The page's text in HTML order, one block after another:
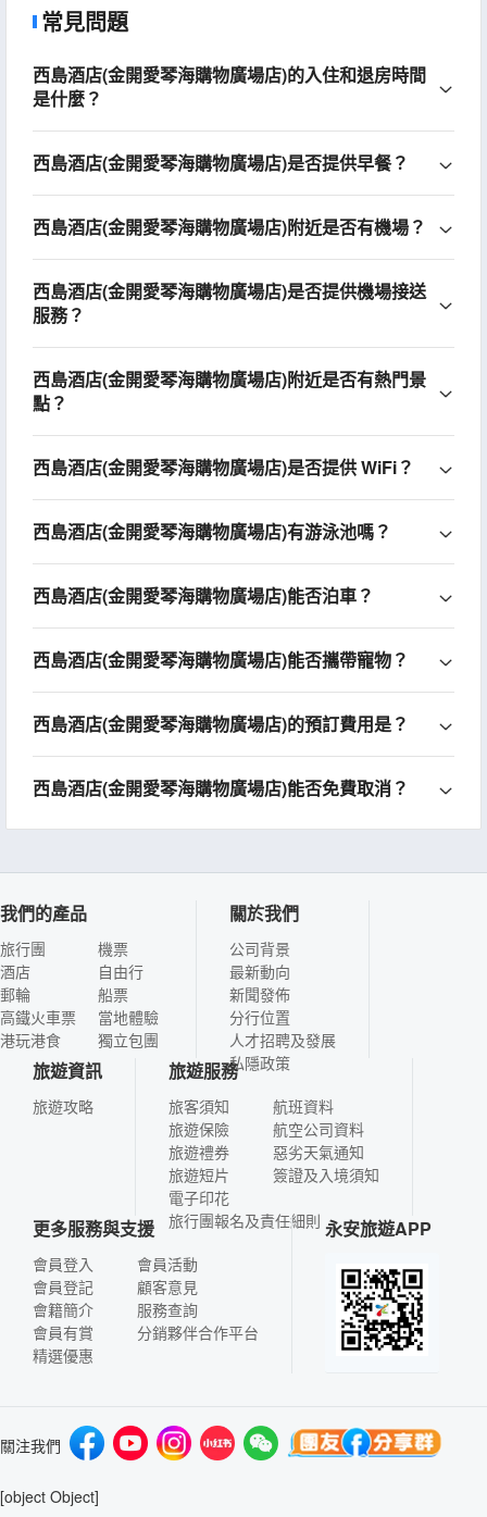
常見問題
西島酒店(金開愛琴海購物廣場店)的入住和退房時間
是什麼？
西島酒店(金開愛琴海購物廣場店)是否提供早餐？
西島酒店(金開愛琴海購物廣場店)附近是否有機場？
西島酒店(金開愛琴海購物廣場店)是否提供機場接送
服務？
西島酒店(金開愛琴海購物廣場店)附近是否有熱門景
點？
西島酒店(金開愛琴海購物廣場店)是否提供 WiFi？
西島酒店(金開愛琴海購物廣場店)有游泳池嗎？
西島酒店(金開愛琴海購物廣場店)能否泊車？
西島酒店(金開愛琴海購物廣場店)能否攜帶寵物？
西島酒店(金開愛琴海購物廣場店)的預訂費用是？
西島酒店(金開愛琴海購物廣場店)能否免費取消？
我們的產品
旅行團
酒店
郵輪
高鐵火車票
港玩港食
機票
自由行
船票
當地體驗
獨立包團
關於我們
公司背景
最新動向
新聞發佈
分行位置
人才招聘及發展
私隱政策
旅遊資訊
旅遊攻略
旅遊服務
旅客須知
旅遊保險
旅遊禮券
旅遊短片
電子印花
航班資料
航空公司資料
惡劣天氣通知
簽證及入境須知
旅行團報名及責任細則
更多服務與支援
會員登入
會員登記
會籍簡介
會員有賞
精選優惠
會員活動
顧客意見
服務查詢
分銷夥伴合作平台
永安旅遊APP
關注我們
[object Object]